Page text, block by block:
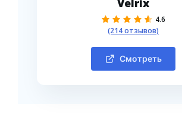
4.6
(214 отзывов)
Смотреть